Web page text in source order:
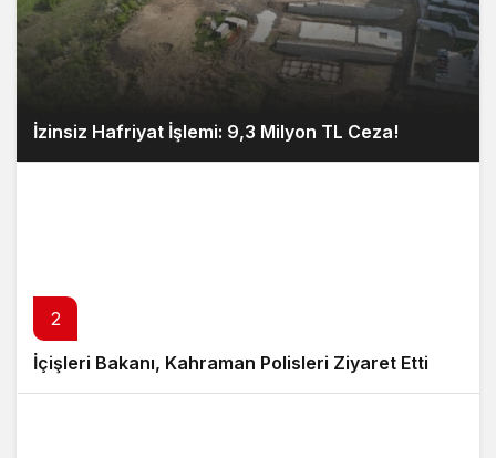
İzinsiz Hafriyat İşlemi: 9,3 Milyon TL Ceza!
2
İçişleri Bakanı, Kahraman Polisleri Ziyaret Etti